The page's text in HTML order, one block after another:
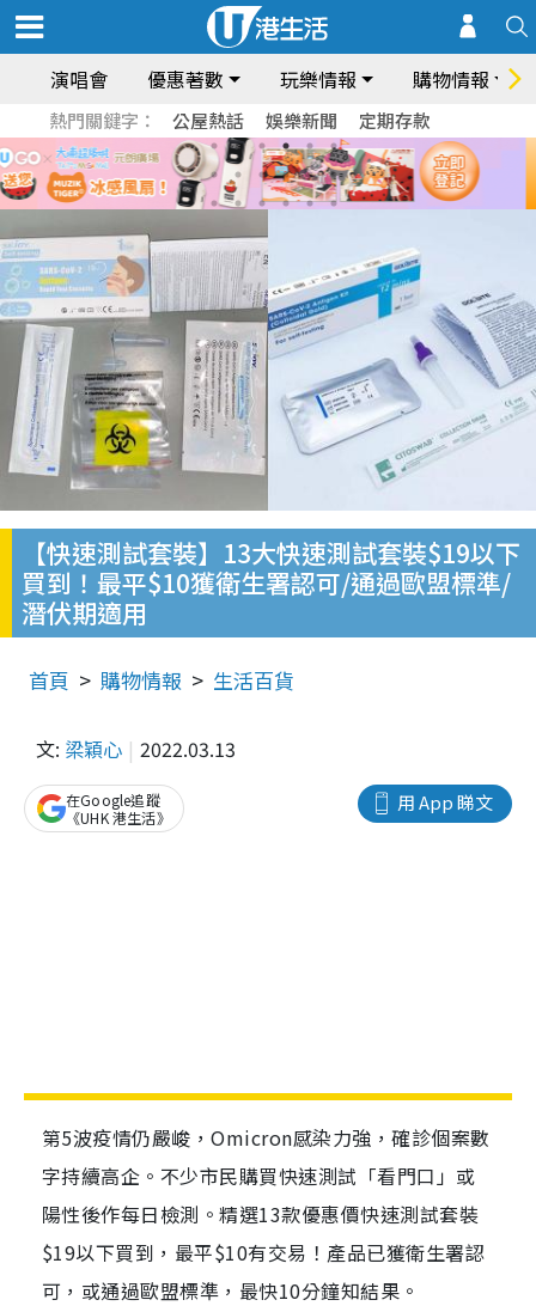
演唱會 優惠著數 玩樂情報 購物情報
熱門關鍵字： 公屋熱話 娛樂新聞 定期存款
【快速測試套裝】13大快速測試套裝$19以下
買到！最平$10獲衛生署認可/通過歐盟標準/
潛伏期適用
首頁 購物情報 生活百貨
文: 梁穎心 2022.03.13
用 App 睇文
在Google追蹤
《UHK 港生活》
第5波疫情仍嚴峻，Omicron感染力強，確診個案數
字持續高企。不少市民購買快速測試「看門口」或
陽性後作每日檢測。精選13款優惠價快速測試套裝
$19以下買到，最平$10有交易！產品已獲衛生署認
可，或通過歐盟標準，最快10分鐘知結果。